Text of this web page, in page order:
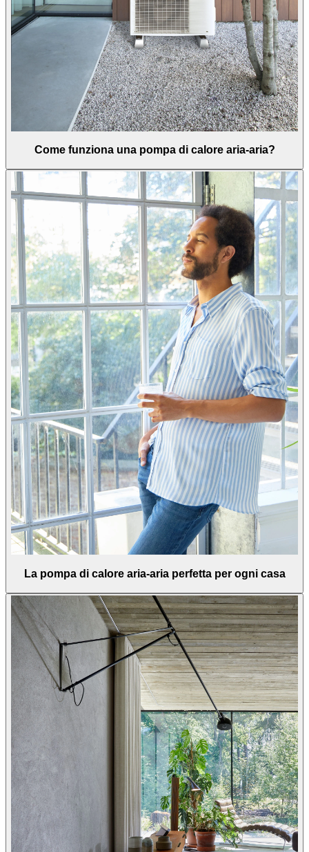
Come funziona una pompa di calore aria-aria?
La pompa di calore aria-aria perfetta per ogni casa